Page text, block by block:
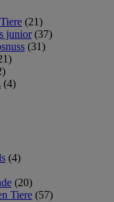
(21)
junior (37)
(31)
(4)
(4)
(20)
Tiere (57)